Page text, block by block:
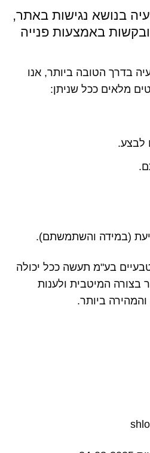
בנושא נגישות באתר,
באמצעות פנייה
בדרך הטובה ביותר, אנו
מלאים ככל שניתן:
לבצע.
(במידה והשתמשתם).
בע"מ תעשה ככל יכולה
המיטבית ולענות
ביותר.